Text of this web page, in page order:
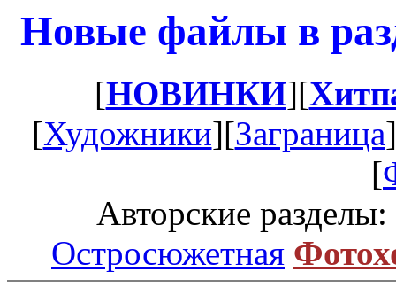
Новые файлы в
[НОВИНКИ][
[Художники][Заграница
[
Авторские разделы:
Остросюжетная